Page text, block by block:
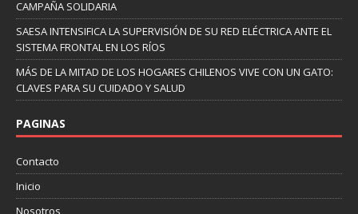
CAMPAÑA SOLIDARIA
SAESA INTENSIFICA LA SUPERVISIÓN DE SU RED ELÉCTRICA ANTE EL
SISTEMA FRONTAL EN LOS RÍOS
MÁS DE LA MITAD DE LOS HOGARES CHILENOS VIVE CON UN GATO:
CLAVES PARA SU CUIDADO Y SALUD
PAGINAS
Contacto
Inicio
Nosotros